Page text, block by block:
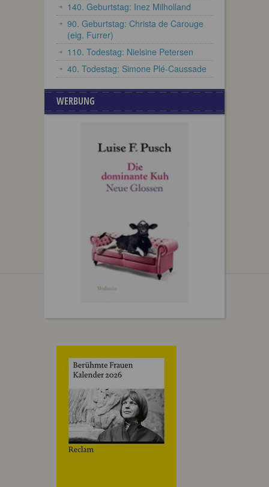
140. Geburtstag: Inez Milholland
90. Geburtstag: Christa de Carouge
(eig. Furrer)
110. Todestag: Nielsine Petersen
40. Todestag: Simone Plé-Caussade
WERBUNG